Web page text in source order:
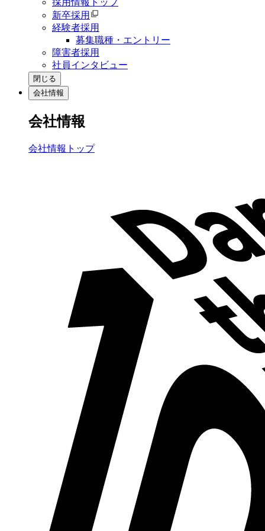
採用情報トップ
新卒採用
経験者採用
募集職種・エントリー
障害者採用
社員インタビュー
閉じる
会社情報
会社情報
会社情報トップ